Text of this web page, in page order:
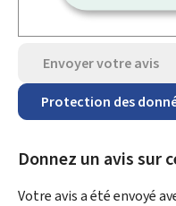
Envoyer votre avis
Protection des
Donnez un avis sur
Votre avis a été envoyé